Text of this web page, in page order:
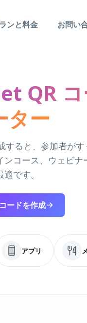
ンと料金 お問い
QR
ター
ると、参加者が
コース、ウェビ
適です。
ードを作成
アプリ